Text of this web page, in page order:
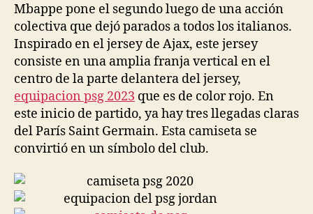
Mbappe pone el segundo luego de una acción
colectiva que dejó parados a todos los italianos.
Inspirado en el jersey de Ajax, este jersey
consiste en una amplia franja vertical en el
centro de la parte delantera del jersey,
equipacion psg 2023 que es de color rojo. En
este inicio de partido, ya hay tres llegadas claras
del París Saint Germain. Esta camiseta se
convirtió en un símbolo del club.